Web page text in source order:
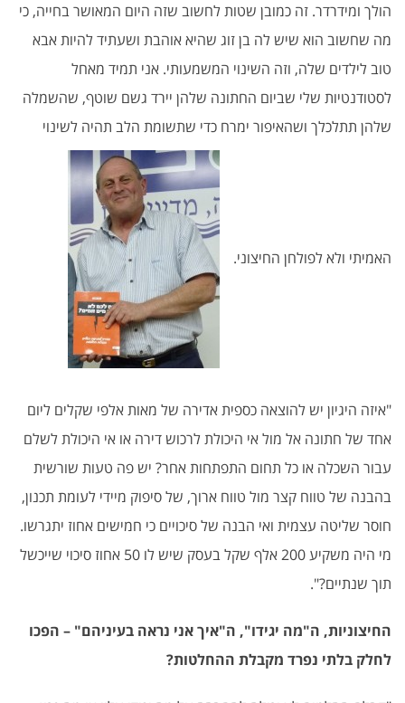
הולך ומידרדר. זה כמובן שטות לחשוב שזה היום המאושר בחייה, כי
מה שחשוב הוא שיש לה בן זוג שהיא אוהבת ושעתיד להיות אבא
טוב לילדים שלה, וזה השינוי המשמעותי. אני תמיד מאחל
לסטודנטיות שלי שביום החתונה שלהן יירד גשם שוטף, שהשמלה
שלהן תתלכלך ושהאיפור ימרח כדי שתשומת הלב תהיה לשינוי
האמיתי ולא לפולחן החיצוני.
"איזה היגיון יש להוצאה כספית אדירה של מאות אלפי שקלים ליום
אחד של חתונה אל מול אי היכולת לרכוש דירה או אי היכולת לשלם
עבור השכלה או כל תחום התפתחות אחר? יש פה טעות שורשית
בהבנה של טווח קצר מול טווח ארוך, של סיפוק מיידי לעומת תכנון,
חוסר שליטה עצמית ואי הבנה של סיכויים כי חמישים אחוז יתגרשו.
מי היה משקיע 200 אלף שקל בעסק שיש לו 50 אחוז סיכוי שייכשל
תוך שנתיים?".
החיצוניות, ה"מה יגידו", ה"איך אני נראה בעיניהם" – הפכו
לחלק בלתי נפרד מקבלת ההחלטות?